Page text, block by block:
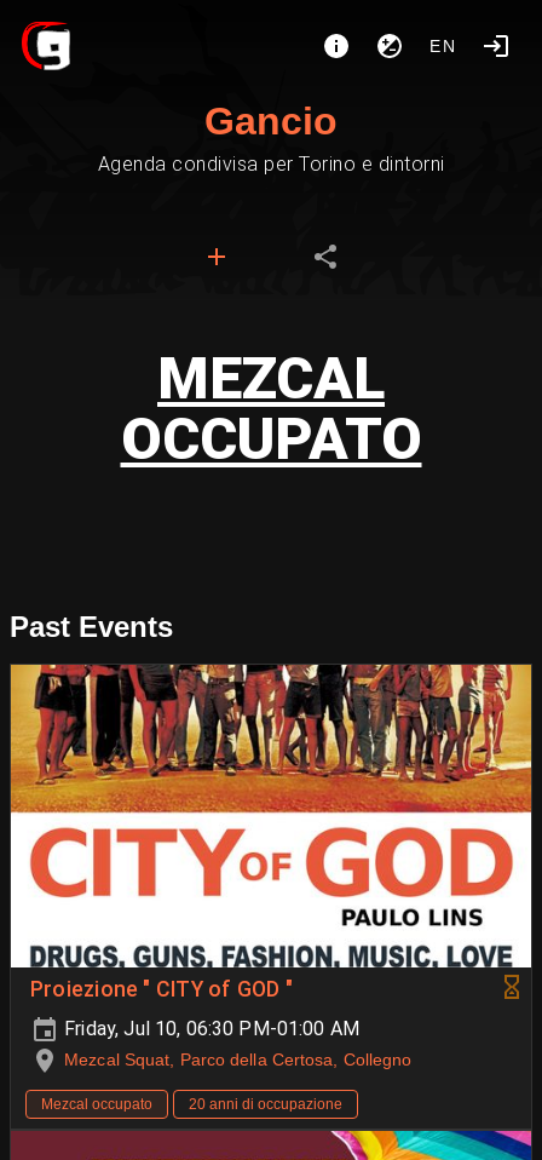
EN
Gancio
Agenda condivisa per Torino e dintorni
MEZCAL
OCCUPATO
Past Events
Proiezione " CITY of GOD "
Friday, Jul 10, 06:30 PM-01:00 AM
Mezcal Squat, Parco della Certosa, Collegno
Mezcal occupato 20 anni di occupazione